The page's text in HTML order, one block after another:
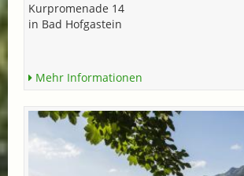
Kurpromenade 14
in Bad Hofgastein
Mehr Informationen